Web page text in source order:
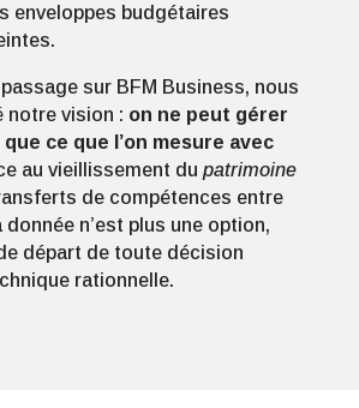
enveloppes budgétaires
sur BFM Business, nous
notre vision : on ne peut gérer
ce que l’on mesure avec
au vieillissement du patrimoine
de compétences entre
n’est plus une option,
départ de toute décision
rationnelle.